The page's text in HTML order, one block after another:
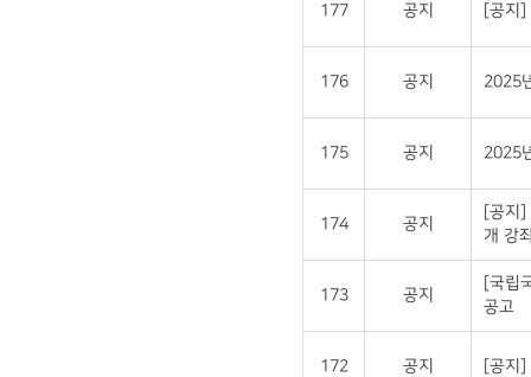
177 공지 [공지]
176 공지 2025
175 공지 2025
174 공지
[공지]
개 강
173 공지
[국립
공고
172 공지 [공지]